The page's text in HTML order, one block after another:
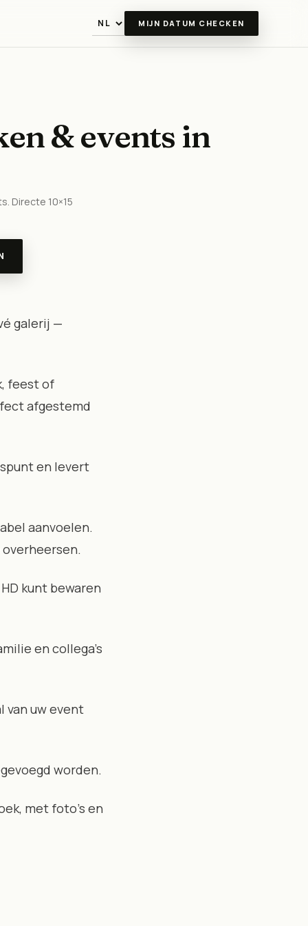
Taal MIJN DATUM CHECKEN
& events in
Directe 10×15
galerij —
feest of
afgestemd
en levert
aanvoelen.
kunt bewaren
en collega’s
van uw event
worden.
met foto’s en